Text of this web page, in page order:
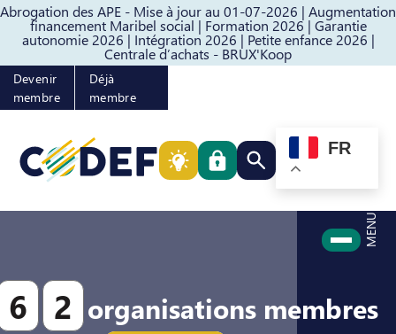
Abrogation des APE - Mise à jour au 01-07-2026 | Augmentation
financement Maribel social | Formation 2026 | Garantie
autonomie 2026 | Intégration 2026 | Petite enfance 2026 |
Centrale d’achats - BRUX'Koop
Passer au contenuPasser au pied de page
Devenir
membre
Déjà
membre
Rechercher quelque
FR
MENU
6 2 organisations membres